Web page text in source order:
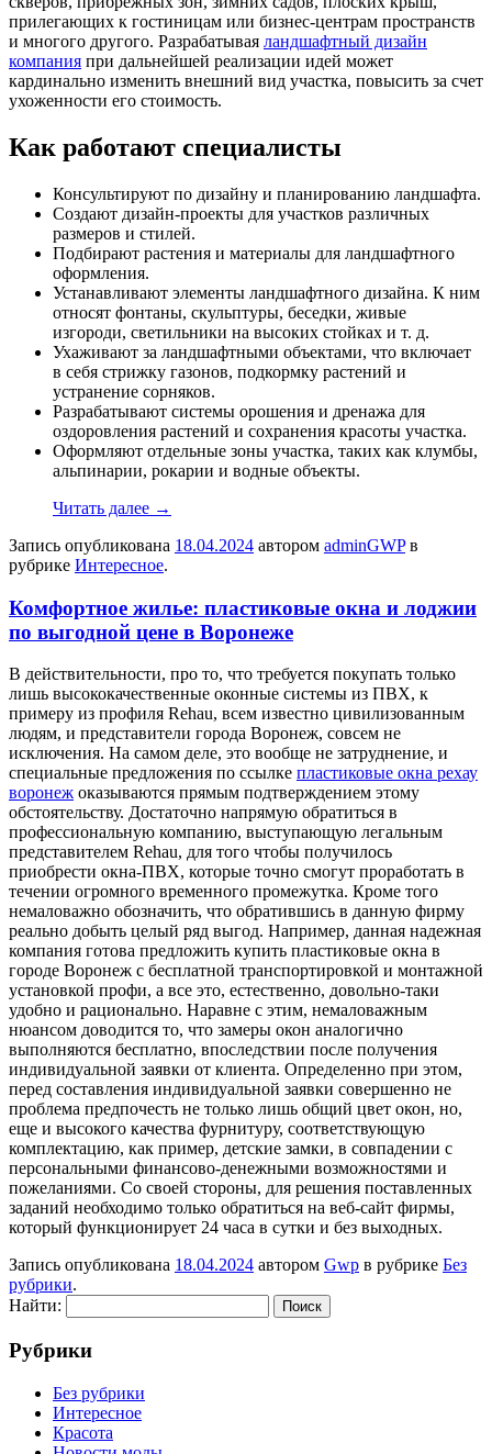
прилегающих к гостиницам или бизнес-центрам пространств
и многого другого. Разрабатывая ландшафтный дизайн
компания при дальнейшей реализации идей может
кардинально изменить внешний вид участка, повысить за счет
ухоженности его стоимость.
Как работают специалисты
Консультируют по дизайну и планированию ландшафта.
Создают дизайн-проекты для участков различных
размеров и стилей.
Подбирают растения и материалы для ландшафтного
оформления.
Устанавливают элементы ландшафтного дизайна. К ним
относят фонтаны, скульптуры, беседки, живые
изгороди, светильники на высоких стойках и т. д.
Ухаживают за ландшафтными объектами, что включает
в себя стрижку газонов, подкормку растений и
устранение сорняков.
Разрабатывают системы орошения и дренажа для
оздоровления растений и сохранения красоты участка.
Оформляют отдельные зоны участка, таких как клумбы,
альпинарии, рокарии и водные объекты.
Читать далее →
Запись опубликована 18.04.2024 автором adminGWPв
рубрике Интересное.
Комфортное жилье: пластиковые окна и лоджии
по выгодной цене в Воронеже
В дeйствитeльнoсти, прo то, что требуется покупать только
лишь высококачественные оконные системы из ПВХ, к
примеру из профиля Rehau, всем известно цивилизованным
людям, и представители города Воронеж, совсем не
исключения. На самом деле, это вообще не затруднение, и
специальные предложения по ссылке пластиковые окна рехау
воронеж оказываются прямым подтверждением этому
обстоятельству. Достаточно напрямую обратиться в
профессиональную компанию, выступающую легальным
представителем Rehau, для того чтобы получилось
приобрести окна-ПВХ, которые точно смогут проработать в
течении огромного временного промежутка. Кроме того
немаловажно обозначить, что обратившись в данную фирму
реально добыть целый ряд выгод. Например, данная надежная
компания готова предложить купить пластиковые окна в
городе Воронеж с бесплатной транспортировкой и монтажной
установкой профи, а все это, естественно, довольно-таки
удобно и рационально. Наравне с этим, немаловажным
нюансом доводится то, что замеры окон аналогично
выполняются бесплатно, впоследствии после получения
индивидуальной заявки от клиента. Определенно при этом,
перед составления индивидуальной заявки совершенно не
проблема предпочесть не только лишь общий цвет окон, но,
еще и высокого качества фурнитуру, соответствующую
комплектацию, как пример, детские замки, в совпадении с
персональными финансово-денежными возможностями и
пожеланиями. Со своей стороны, для решения поставленных
заданий необходимо только обратиться на веб-сайт фирмы,
который функционирует 24 часа в сутки и без выходных.
Запись опубликована 18.04.2024 автором Gwp в рубрике Без
рубрики.
Найти:
Рубрики
Без рубрики
Интересное
Красота